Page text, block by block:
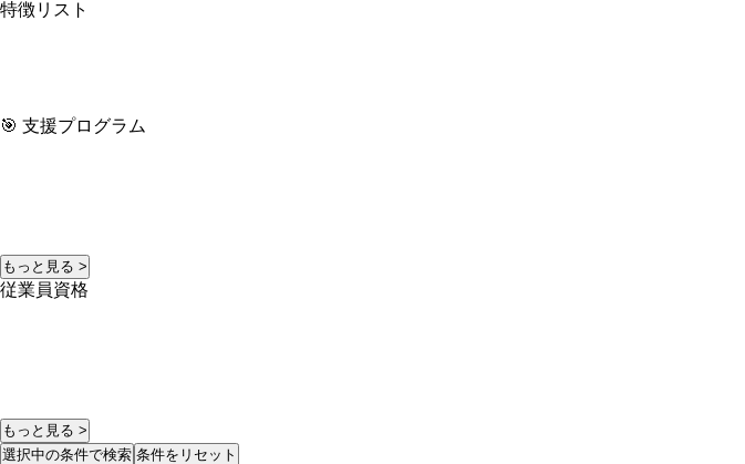
特徴リスト
🎯 支援プログラム
もっと見る >
従業員資格
もっと見る >
選択中の条件で検索 条件をリセット